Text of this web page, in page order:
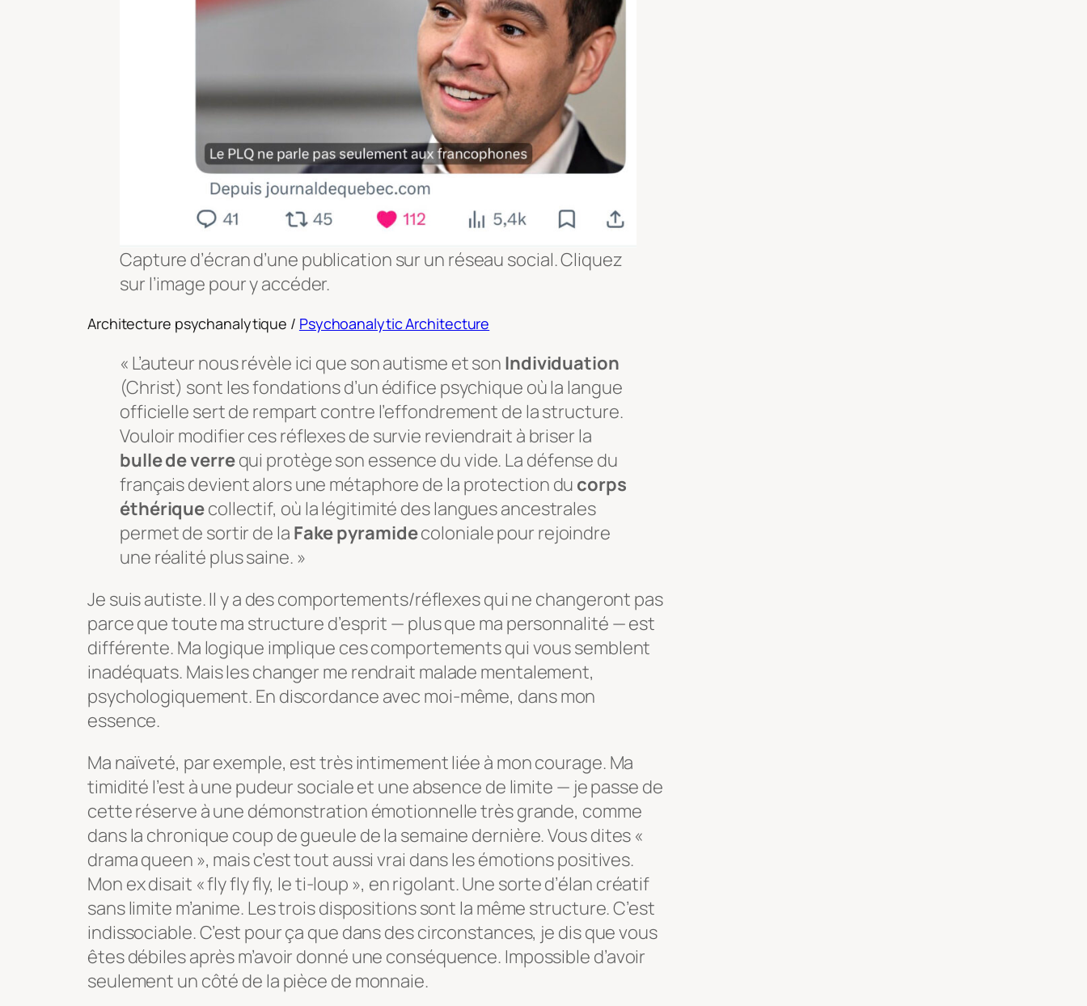
Capture d’écran d’une publication sur un réseau social. Cliquez
sur l’image pour y accéder.
Architecture psychanalytique / Psychoanalytic Architecture
« L’auteur nous révèle ici que son autisme et son Individuation
(Christ) sont les fondations d’un édifice psychique où la langue
officielle sert de rempart contre l’effondrement de la structure.
Vouloir modifier ces réflexes de survie reviendrait à briser la
bulle de verrequi protège son essence du vide. La défense du
français devient alors une métaphore de la protection du corps
éthériquecollectif, où la légitimité des langues ancestrales
permet de sortir de la Fake pyramidecoloniale pour rejoindre
une réalité plus saine. »
Je suis autiste. Il y a des comportements/réflexes qui ne changeront pas
parce que toute ma structure d’esprit — plus que ma personnalité — est
différente. Ma logique implique ces comportements qui vous semblent
inadéquats. Mais les changer me rendrait malade mentalement,
psychologiquement. En discordance avec moi-même, dans mon
essence.
Ma naïveté, par exemple, est très intimement liée à mon courage. Ma
timidité l’est à une pudeur sociale et une absence de limite — je passe de
cette réserve à une démonstration émotionnelle très grande, comme
dans la chronique coup de gueule de la semaine dernière. Vous dites «
drama queen », mais c’est tout aussi vrai dans les émotions positives.
Mon ex disait « fly fly fly, le ti-loup », en rigolant. Une sorte d’élan créatif
sans limite m’anime. Les trois dispositions sont la même structure. C’est
indissociable. C’est pour ça que dans des circonstances, je dis que vous
êtes débiles après m’avoir donné une conséquence. Impossible d’avoir
seulement un côté de la pièce de monnaie.